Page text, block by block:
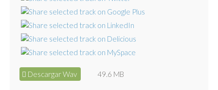
Descargar Wav 49.6 MB